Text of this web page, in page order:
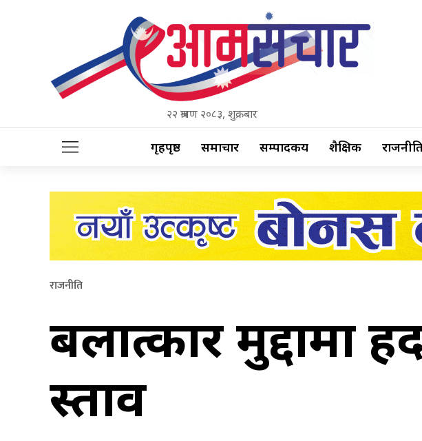
२२ श्रावण २०८३, शुक्रबार
गृहपृष्ठ समाचार सम्पादकीय शैक्षिक
राजनीति
बलात्कार मुद्दामा
प्रस्ताव